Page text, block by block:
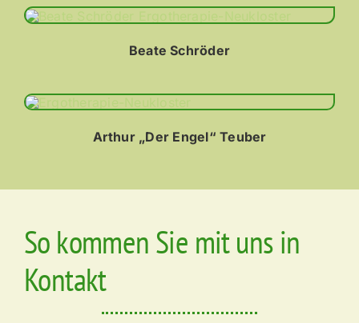
Beate Schröder
Arthur „Der Engel“ Teuber
So kommen Sie mit uns in
Kontakt